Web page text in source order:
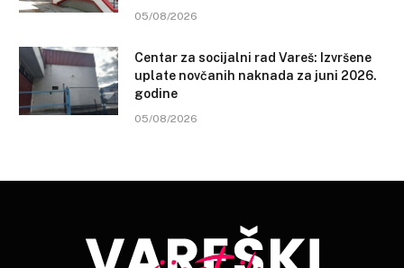
05/08/2026
Centar za socijalni rad Vareš: Izvršene
uplate novčanih naknada za juni 2026.
godine
05/08/2026